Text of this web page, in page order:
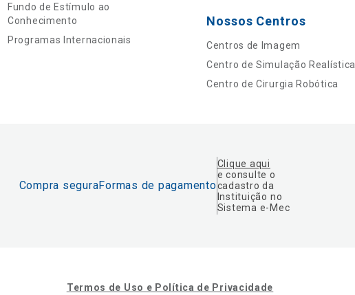
Fundo de Estímulo ao
Conhecimento
Programas Internacionais
Nossos Centros
Centros de Imagem
Centro de Simulação Realística
Centro de Cirurgia Robótica
Compra seguraFormas de pagamento
Clique aqui
e consulte o
cadastro da
Instituição no
Sistema e-Mec
Termos de Uso e Política de Privacidade